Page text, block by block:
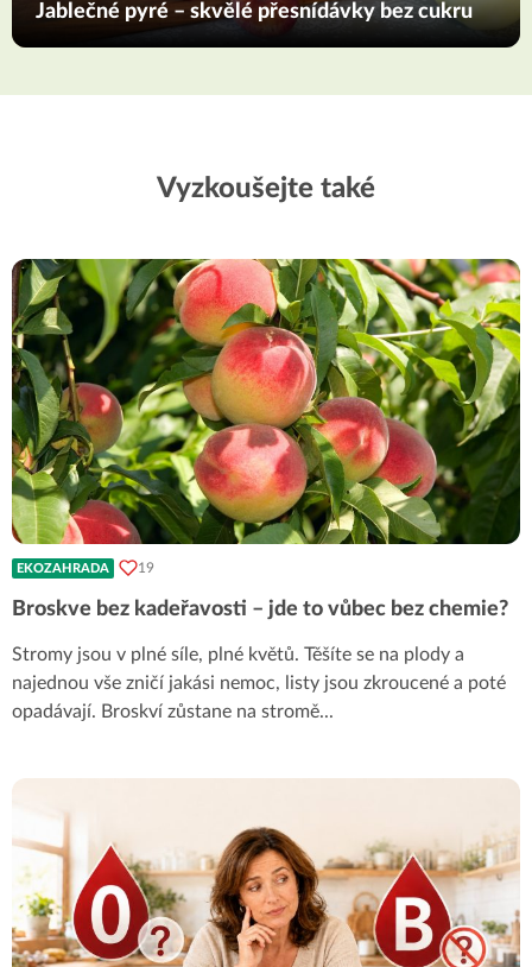
Jablečné pyré – skvělé přesnídávky bez cukru
Vyzkoušejte také
EKOZAHRADA 19
Broskve bez kadeřavosti – jde to vůbec bez chemie?
Stromy jsou v plné síle, plné květů. Těšíte se na plody a
najednou vše zničí jakási nemoc, listy jsou zkroucené a poté
opadávají. Broskví zůstane na stromě...